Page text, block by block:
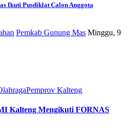
Ikuti Pusdiklat Calon Anggota
Pemkab Gunung Mas Minggu, 9
Pemprov Kalteng
Kalteng Mengikuti FORNAS